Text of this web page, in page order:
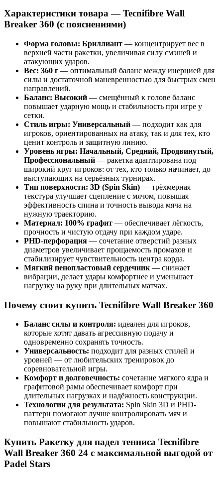
Характеристики товара — Tecnifibre Wall
Breaker 360 (с пояснениями)
Форма головы: Бриллиант — концентрирует вес в
верхней части ракетки, увеличивая силу смэшей и
атакующих ударов.
Вес: 360 г — оптимальный баланс между инерцией для
силы и достаточной маневренностью для быстрых смен
направлений.
Баланс: Высокий — смещённый к голове баланс
повышает ударную мощь и стабильность при игре у
сетки.
Стиль игры: Универсальный — подходит как для
игроков, ориентированных на атаку, так и для тех, кто
ценит контроль и защитную линию.
Уровень игры: Начальный, Средний, Продвинутый,
Профессиональный — ракетка адаптирована под
широкий круг игроков: от тех, кто только начинает, до
выступающих на серьёзных турнирах.
Тип поверхности: 3D (Spin Skin) — трёхмерная
текстура улучшает сцепление с мячом, повышая
эффективность спина и точность вывода мяча на
нужную траекторию.
Материал: 100% графит — обеспечивает лёгкость,
прочность и чистую отдачу при каждом ударе.
PHD-перфорация — сочетание отверстий разных
диаметров увеличивает прощаемость промахов и
стабилизирует чувствительность центра корда.
Мягкий пенопластовый сердечник — снижает
вибрации, делает удары комфортнее и уменьшает
нагрузку на руку при длительных матчах.
Почему стоит купить Tecnifibre Wall Breaker 360
Баланс силы и контроля: идеален для игроков,
которые хотят давать агрессивную подачу и
одновременно сохранять точность.
Универсальность: подходит для разных стилей и
уровней — от любительских тренировок до
соревновательной игры.
Комфорт и долговечность: сочетание мягкого ядра и
графитовой рамы обеспечивает комфорт при
длительных нагрузках и надёжность конструкции.
Технологии для результата: Spin Skin 3D и PHD-
паттерн помогают лучше контролировать мяч и
повышают стабильность ударов.
Купить Ракетку для падел тенниса Tecnifibre
Wall Breaker 360 24 с максимальной выгодой от
Padel Stars